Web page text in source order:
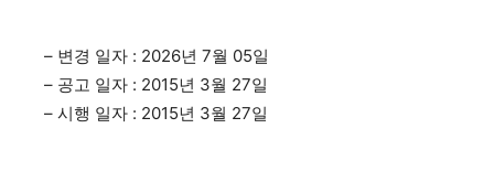
– 변경 일자 : 2026년 7월 05일
– 공고 일자 : 2015년 3월 27일
– 시행 일자 : 2015년 3월 27일